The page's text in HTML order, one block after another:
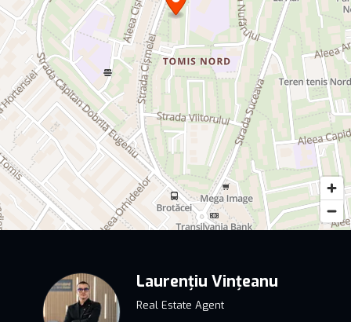
Laurențiu Vințeanu
Real Estate Agent